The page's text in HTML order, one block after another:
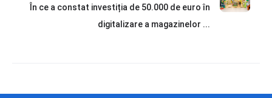
În ce a constat investiția de 50.000 de euro în
digitalizare a magazinelor ...